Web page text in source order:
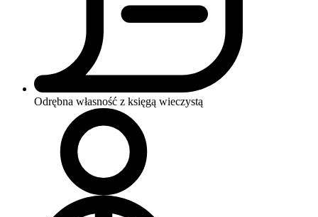
Odrębna własność z księgą wieczystą